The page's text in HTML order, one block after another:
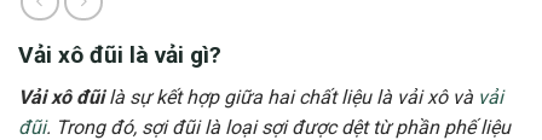
Vải xô đũi là vải gì?
Vải xô đũilà sự kết hợp giữa hai chất liệu là vải xô và vải
đũi. Trong đó, sợi đũi là loại sợi được dệt từ phần phế liệu